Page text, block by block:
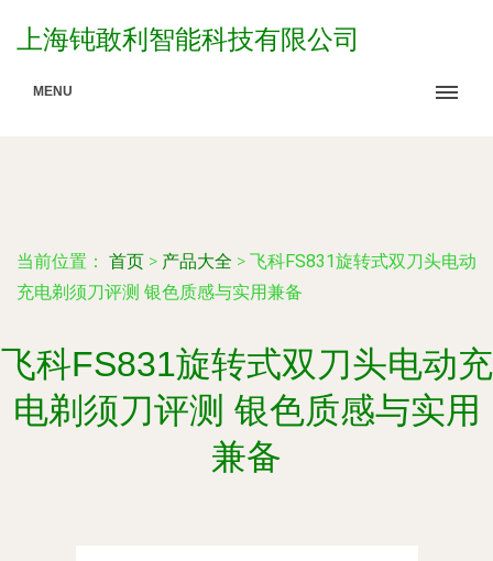
上海钝敢利智能科技有限公司
MENU
当前位置： 首页 > 产品大全 > 飞科FS831旋转式双刀头电动
充电剃须刀评测 银色质感与实用兼备
飞科FS831旋转式双刀头电动充
电剃须刀评测 银色质感与实用
兼备